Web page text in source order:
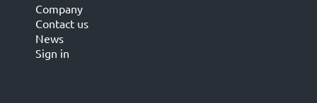
Company
Contact us
News
Sign in